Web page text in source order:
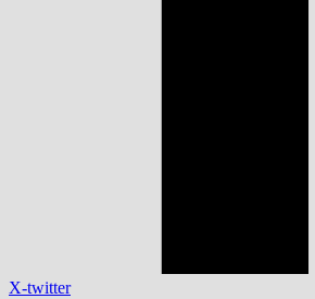
X-twitter